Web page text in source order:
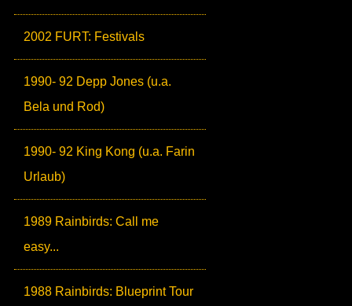
2002 FURT: Festivals
1990- 92 Depp Jones (u.a.
Bela und Rod)
1990- 92 King Kong (u.a. Farin
Urlaub)
1989 Rainbirds: Call me
easy...
1988 Rainbirds: Blueprint Tour